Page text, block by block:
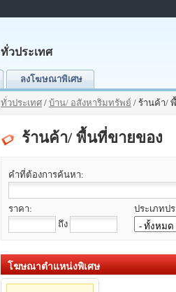
ทั่วประเทศ
ลงโฆษณาพิเศษ
ทั่วประเทศ / บ้าน/ อสังหาริมทรัพย์ / ร้านค้า/
ร้านค้า/ พื้นที่ขายของ
คำที่ต้องการค้นหา:
ราคา:
ถึง
ประเภทป
โฆษณาตำแหน่งพิเศษ